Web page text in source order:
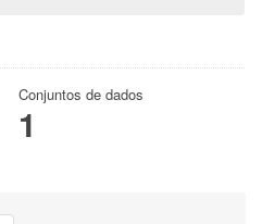
Conjuntos de dados
1